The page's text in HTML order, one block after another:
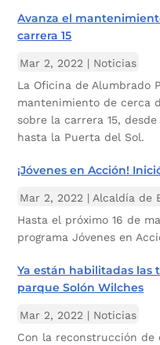
Avanza el
carrera 15
Mar 2, 2022 | Noticias
La Oficina de Alumbrado
mantenimiento de cerca
sobre la carrera 15,
hasta la Puerta del Sol.
¡Jóvenes en Acción!
Mar 2, 2022 | Alcaldía de
Hasta el próximo 16 de
programa Jóvenes en
Ya están habilitadas las
parque Solón Wilches
Mar 2, 2022 | Noticias
Con la reconstrucción de